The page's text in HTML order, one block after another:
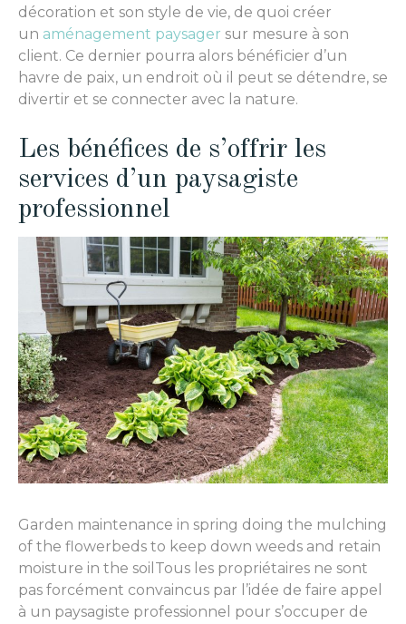
décoration et son style de vie, de quoi créer
un aménagement paysager sur mesure à son
client. Ce dernier pourra alors bénéficier d’un
havre de paix, un endroit où il peut se détendre, se
divertir et se connecter avec la nature.
Les bénéfices de s’offrir les
services d’un paysagiste
professionnel
Garden maintenance in spring doing the mulching
of the flowerbeds to keep down weeds and retain
moisture in the soilTous les propriétaires ne sont
pas forcément convaincus par l’idée de faire appel
à un paysagiste professionnel pour s’occuper de